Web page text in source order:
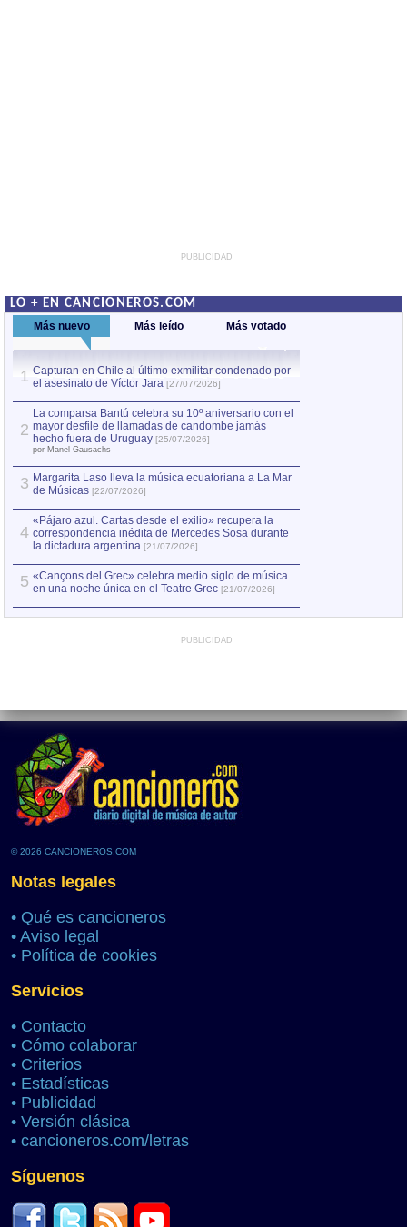
PUBLICIDAD
LO + EN CANCIONEROS.COM
Más nuevo Más leído Más votado
1 Capturan en Chile al último exmilitar condenado por
el asesinato de Víctor Jara [27/07/2026]
2
La comparsa Bantú celebra su 10º aniversario con el
mayor desfile de llamadas de candombe jamás
hecho fuera de Uruguay [25/07/2026]
por Manel Gausachs
3 Margarita Laso lleva la música ecuatoriana a La Mar
de Músicas [22/07/2026]
4
«Pájaro azul. Cartas desde el exilio» recupera la
correspondencia inédita de Mercedes Sosa durante
la dictadura argentina [21/07/2026]
5 «Cançons del Grec» celebra medio siglo de música
en una noche única en el Teatre Grec [21/07/2026]
PUBLICIDAD
© 2026 CANCIONEROS.COM
Notas legales
• Qué es cancioneros
• Aviso legal
• Política de cookies
Servicios
• Contacto
• Cómo colaborar
• Criterios
• Estadísticas
• Publicidad
• Versión clásica
• cancioneros.com/letras
Síguenos